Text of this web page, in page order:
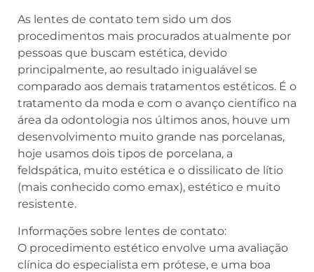
As lentes de contato tem sido um dos
procedimentos mais procurados atualmente por
pessoas que buscam estética, devido
principalmente, ao resultado inigualável se
comparado aos demais tratamentos estéticos. É o
tratamento da moda e com o avanço científico na
área da odontologia nos últimos anos, houve um
desenvolvimento muito grande nas porcelanas,
hoje usamos dois tipos de porcelana, a
feldspática, muito estética e o dissilicato de lítio
(mais conhecido como emax), estético e muito
resistente.
Informações sobre lentes de contato:
O procedimento estético envolve uma avaliação
clínica do especialista em prótese, e uma boa